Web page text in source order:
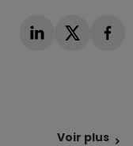
Voir plus